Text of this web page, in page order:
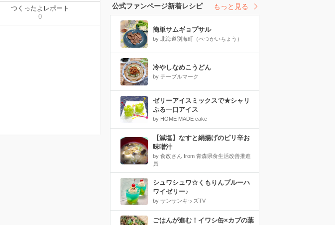
つくったよレポート
0
公式ファンページ新着レシピ もっと見る
簡単サムギョプサル
by 北海道別海町（べつかいちょう）
冷やしなめこうどん
by テーブルマーク
ゼリーアイスミックスで★シャリ
ぷる一口アイス
by HOME MADE cake
【減塩】なすと絹揚げのピリ辛お
味噌汁
by 食改さん from 青森県食生活改善推進
員
シュワシュワ☆くもりんブルーハ
ワイゼリー♪
by サンサンキッズTV
ごはんが進む！イワシ缶×カブの葉